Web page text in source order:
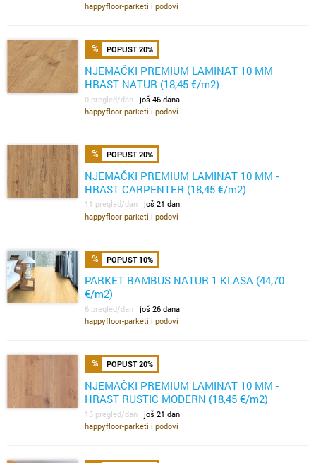
happyfloor-parketi i podovi
POPUST 20%
NJEMAČKI PREMIUM LAMINAT 10 MM
HRAST NATUR (18,45 €/m2)
0 pregled/dan još 46 dana
happyfloor-parketi i podovi
POPUST 20%
NJEMAČKI PREMIUM LAMINAT 10 MM -
HRAST CARPENTER (18,45 €/m2)
11 pregled/dan još 21 dan
happyfloor-parketi i podovi
POPUST 10%
PARKET BAMBUS NATUR 1 KLASA (44,70
€/m2)
6 pregled/dan još 26 dana
happyfloor-parketi i podovi
POPUST 20%
NJEMAČKI PREMIUM LAMINAT 10 MM -
HRAST RUSTIC MODERN (18,45 €/m2)
15 pregled/dan još 21 dan
happyfloor-parketi i podovi